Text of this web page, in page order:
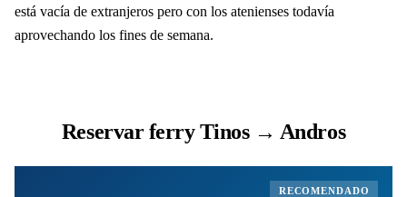
está vacía de extranjeros pero con los atenienses todavía
aprovechando los fines de semana.
Reservar ferry Tinos → Andros
RECOMENDADO